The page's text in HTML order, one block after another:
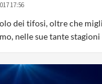
17:56
dei tifosi, oltre che
nelle sue tante stagioni